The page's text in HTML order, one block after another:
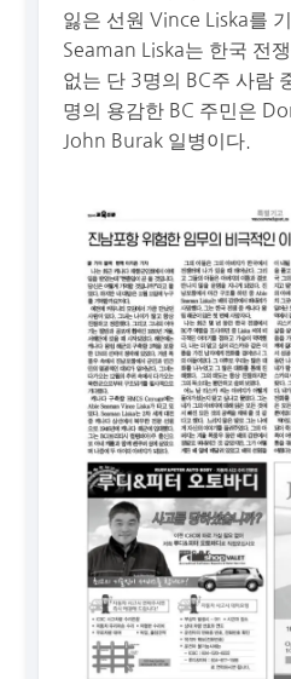
잃은 선원 Vince Liska를
Seaman Liska는 한국 전
없는 단 3명의 BC주 사람
명의 용감한 BC 주민은
John Burak 일병이다.